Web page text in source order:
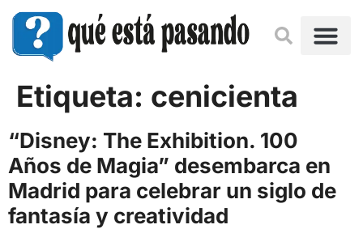
Etiqueta: cenicienta
“Disney: The Exhibition. 100
Años de Magia” desembarca en
Madrid para celebrar un siglo de
fantasía y creatividad